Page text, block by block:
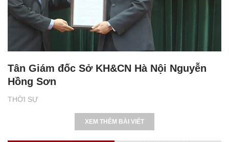
THỜI SỰ
Tân Giám đốc Sở KH&CN Hà Nội Nguyễn
Hồng Sơn
XEM THÊM BÀI VIẾT